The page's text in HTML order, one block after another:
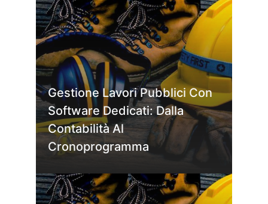
Gestione Lavori Pubblici Con
Software Dedicati: Dalla
Contabilità Al
Cronoprogramma